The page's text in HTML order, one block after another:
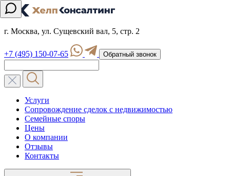
г. Москва, ул. Сущевский вал, 5, стр. 2
+7 (495) 150-07-65 Обратный звонок
Услуги
Сопровождение сделок с недвижимостью
Семейные споры
Цены
О компании
Отзывы
Контакты